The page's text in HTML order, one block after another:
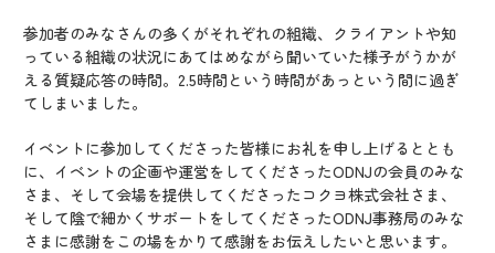
参加者のみなさんの多くがそれぞれの組織、クライアントや知
っている組織の状況にあてはめながら聞いていた様子がうかが
える質疑応答の時間。2.5時間という時間があっという間に過ぎ
てしまいました。
イベントに参加してくださった皆様にお礼を申し上げるととも
に、イベントの企画や運営をしてくださったODNJの会員のみな
さま、そして会場を提供してくださったコクヨ株式会社さま、
そして陰で細かくサポートをしてくださったODNJ事務局のみな
さまに感謝をこの場をかりて感謝をお伝えしたいと思います。